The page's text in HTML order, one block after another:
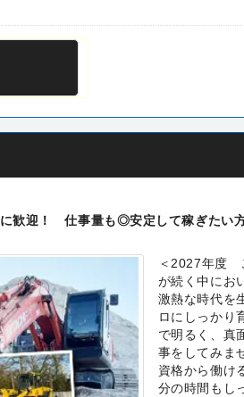
迎！ 仕事量も◎安定して稼ぎたい
＜2027年度
が続く中にお
激熱な時代を
ロにしっかり
で明るく、真
事をしてみま
資格から働け
分の時間もし